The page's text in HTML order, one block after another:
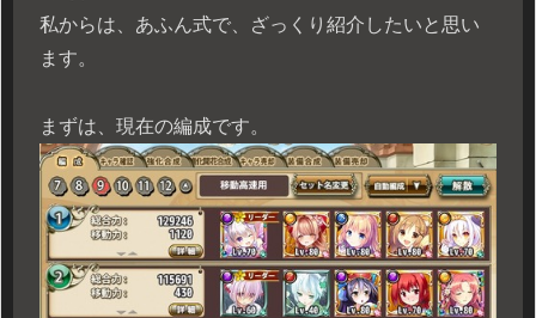
私からは、あふん式で、ざっくり紹介したいと思い
ます。
まずは、現在の編成です。